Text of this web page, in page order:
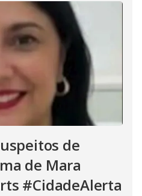
de
de Mara
#CidadeAlerta